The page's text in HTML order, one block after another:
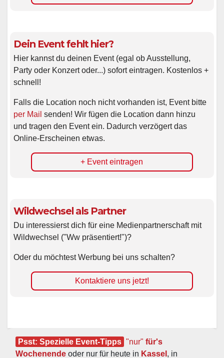
Dein Event fehlt hier?
Hier kannst du deinen Event (egal ob Ausstellung,
Party oder Konzert oder...) sofort eintragen. Kostenlos +
schnell!
Falls die Location noch nicht vorhanden ist, Event bitte
per Mail senden! Wir fügen die Location dann hinzu
und tragen den Event ein. Dadurch verzögert das
Online-Erscheinen etwas.
+ Event eintragen
Wildwechsel als Partner
Du interessierst dich für eine Medienpartnerschaft mit
Wildwechsel ("Ww präsentiert!")?
Oder du möchtest Werbung bei uns schalten?
Kontaktiere uns jetzt!
Psst: Spezielle Event-Tipps "nur" für's
Wochenende oder nur für heute in Kassel